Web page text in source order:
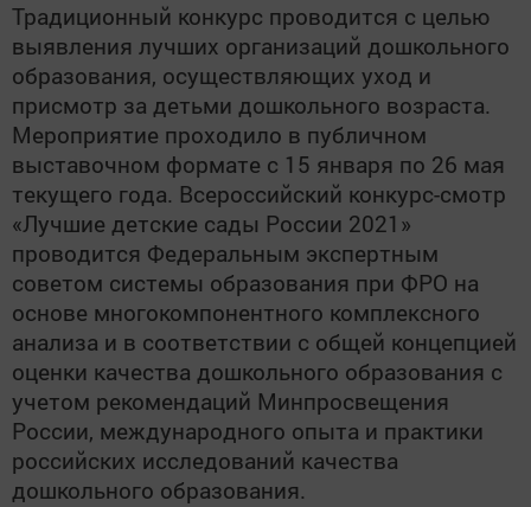
Традиционный конкурс проводится с целью
выявления лучших организаций дошкольного
образования, осуществляющих уход и
присмотр за детьми дошкольного возраста.
Мероприятие проходило в публичном
выставочном формате с 15 января по 26 мая
текущего года. Всероссийский конкурс-смотр
«Лучшие детские сады России 2021»
проводится Федеральным экспертным
советом системы образования при ФРО на
основе многокомпонентного комплексного
анализа и в соответствии с общей концепцией
оценки качества дошкольного образования с
учетом рекомендаций Минпросвещения
России, международного опыта и практики
российских исследований качества
дошкольного образования.